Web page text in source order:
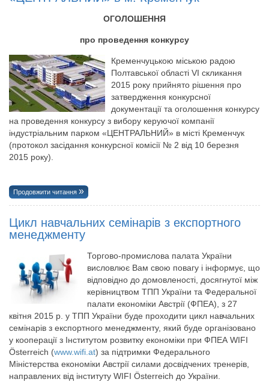
ОГОЛОШЕННЯ
про проведення конкурсу
Кременчуцькою міською радою
Полтавської області VI скликання
2015 року прийнято рішення про
затвердження конкурсної
документації та оголошення конкурсу
на проведення конкурсу з вибору керуючої компанії
індустріальним парком «ЦЕНТРАЛЬНИЙ» в місті Кременчук
(протокол засідання конкурсної комісії № 2 від 10 березня
2015 року).
Продовжити читання
Цикл навчальних семінарів з експортного
менеджменту
Торгово-промислова палата України
висловлює Вам свою повагу і інформує, що
відповідно до домовленості, досягнутої між
керівництвом ТПП України та Федеральної
палати економіки Австрії (ФПЕА), з 27
квітня 2015 р. у ТПП України буде проходити цикл навчальних
семінарів з експортного менеджменту, який буде організовано
у кооперації з Інститутом розвитку економіки при ФПЕА WIFI
Österreich (www.wifi.at) за підтримки Федерального
Міністерства економіки Австрії силами досвідчених тренерів,
направлених від інституту WIFI Österreich до України.